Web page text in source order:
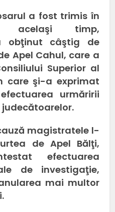
a fost trimis în
acelaşi timp,
obţinut câştig de
Apel Cahul, care a
Superior al
care şi-a exprimat
urmăririi
magistratele l-
de Apel Bălţi,
efectuarea
de investigaţie,
mai multor